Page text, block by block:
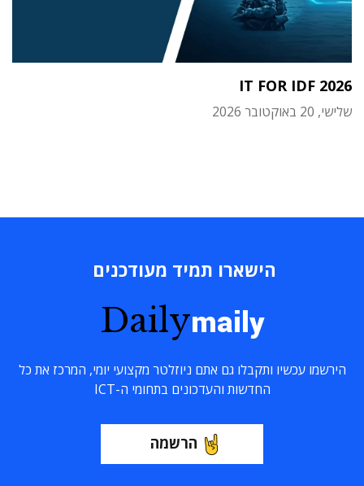
IT FOR IDF 2026
שלישי, 20 באוקטובר 2026
הישארו תמיד מעודכנים
Dailymaily
הירשמו עכשיו ותקבלו גם אתם ניוזלטר מקצועי יומי, המרכז את כל
החדשות והעדכונים בתחומי ה-ICT
הרשמה